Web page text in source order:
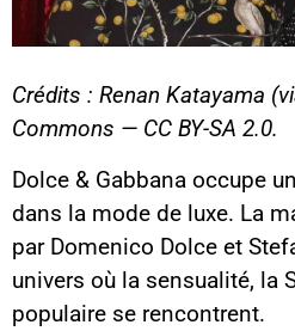
Crédits : Renan Katayama
Commons — CC BY-SA 2.0.
Dolce & Gabbana occupe
dans la mode de luxe. La
par Domenico Dolce et
univers où la sensualité, la
populaire se rencontrent.